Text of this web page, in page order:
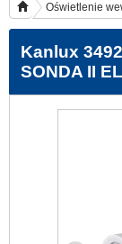
Oświetlenie
Kanlux
SONDA II